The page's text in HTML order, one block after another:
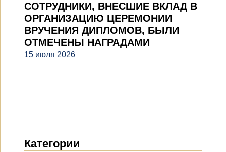
СОТРУДНИКИ, ВНЕСШИЕ ВКЛАД В
ОРГАНИЗАЦИЮ ЦЕРЕМОНИИ
ВРУЧЕНИЯ ДИПЛОМОВ, БЫЛИ
ОТМЕЧЕНЫ НАГРАДАМИ
15 июля 2026
Категории